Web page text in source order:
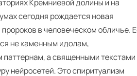
Кремниевой долины и на
сегодня рождается новая
в человеческом обличье.
не каменным идолам,
паттернам, а священными текстами
нейросетей. Это спиритуализм